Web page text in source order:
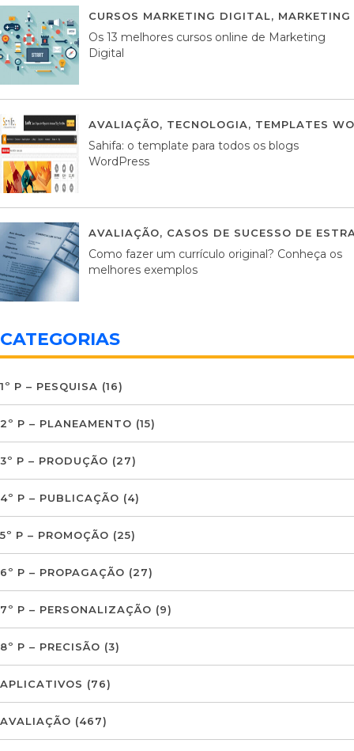
CURSOS MARKETING DIGITAL,
Os 13 melhores cursos online de Marketing
Digital
AVALIAÇÃO, TECNOLOGIA, TEMPLATES
Sahifa: o template para todos os blogs
WordPress
AVALIAÇÃO, CASOS DE SUCESSO DE
Como fazer um currículo original? Conheça os
melhores exemplos
CATEGORIAS
1º P – PESQUISA (16)
2º P – PLANEAMENTO (15)
3º P – PRODUÇÃO (27)
4º P – PUBLICAÇÃO (4)
5º P – PROMOÇÃO (25)
6º P – PROPAGAÇÃO (27)
7º P – PERSONALIZAÇÃO (9)
8º P – PRECISÃO (3)
APLICATIVOS (76)
AVALIAÇÃO (467)